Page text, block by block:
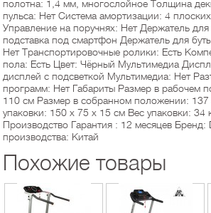
полотна: 1,4 мм, многослойное Толщина
пульса: Нет Система амортизации: 4
Управление на поручнях: Нет Держатель
подставка под смартфон Держатель для
Нет Транспортировочные ролики: Есть
пола: Есть Цвет: Чёрный Мультимедиа
дисплей с подсветкой Мультимедиа: Нет
программ: Нет Габариты Размер в рабочем
110 см Размер в собранном положении:
упаковки: 150 х 75 х 15 см Вес упаковки: 34
Производство Гарантия : 12 месяцев Бренд:
производства: Китай
Похожие товары